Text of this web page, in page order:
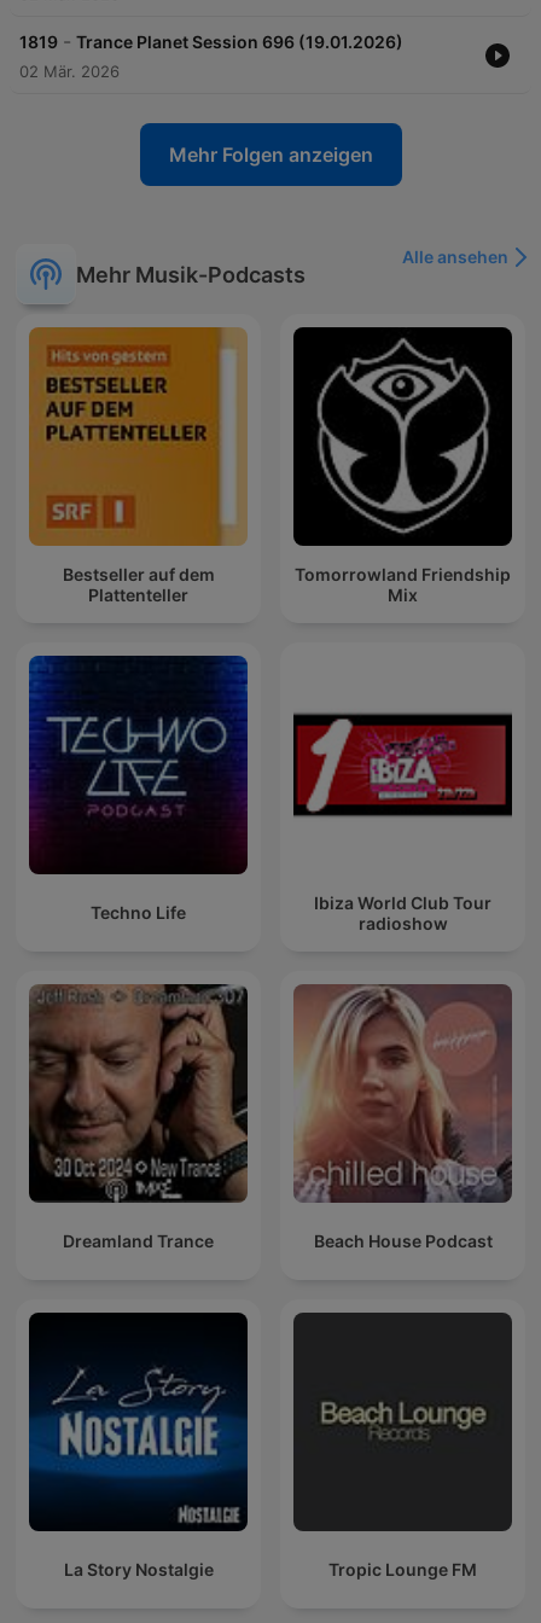
1819 - Trance Planet Session 696 (19.01.2026)
02 Mär. 2026
Mehr Folgen anzeigen
Mehr Musik-Podcasts
Alle ansehen
Bestseller auf dem
Plattenteller
Tomorrowland Friendship
Mix
Techno Life
Ibiza World Club Tour
radioshow
Dreamland Trance Beach House Podcast
La Story Nostalgie Tropic Lounge FM